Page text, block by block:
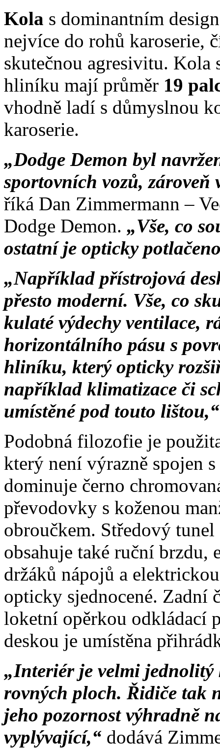
Kola s dominantním
nejvíce do rohů karoserie,
skutečnou agresivitu. Kola
hliníku mají průměr 19
vhodně ladí s důmyslnou
karoserie.
„Dodge Demon byl
sportovních vozů, zároveň
říká Dan Zimmermann –
Dodge Demon. „Vše, co
ostatní je opticky
„Například přístrojová
přesto moderní. Vše, co
kulaté výdechy ventilace,
horizontálního pásu s
hliníku, který opticky
například klimatizace či
umístěné pod touto
Podobná filozofie je
který není výrazně spojen
dominuje černo
převodovky s koženou
obroučkem. Středový
obsahuje také ruční
držáků nápojů a
opticky sjednocené. Zadní
loketní opěrkou odkládací
deskou je umístěna
„Interiér je velmi
rovných ploch. Řidiče tak
jeho pozornost výhradně
vyplývající,“ dodává